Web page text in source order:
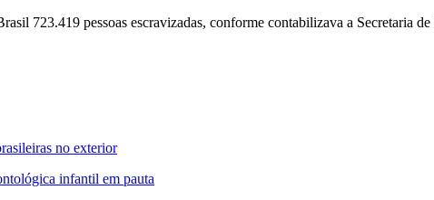
723.419 pessoas escravizadas, conforme contabilizava a
no exterior
infantil em pauta